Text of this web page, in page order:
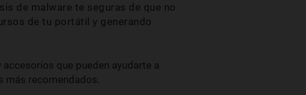
de malware te seguras de que no
de tu portátil y generando
que pueden ayudarte a
más recomendados.